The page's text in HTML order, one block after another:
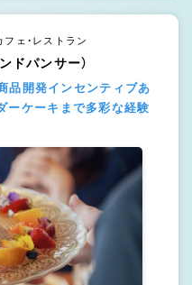
フェ・レストラン
パンサー）
品開発インセンティブあ
ーケーキまで多彩な経験